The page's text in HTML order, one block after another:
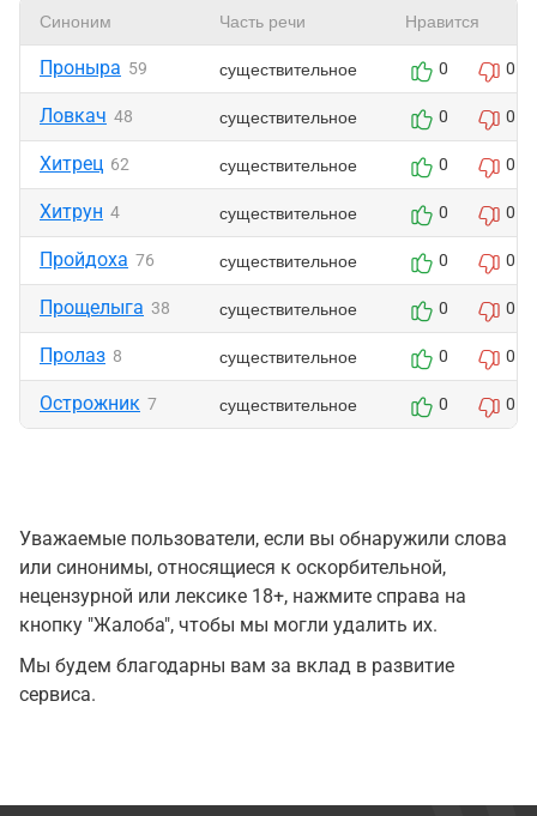
Синоним Часть речи Нравится
Проныра 59 существительное 0 0
Ловкач 48 существительное 0 0
Хитрец 62 существительное 0 0
Хитрун 4 существительное 0 0
Пройдоха 76 существительное 0 0
Прощелыга 38 существительное 0 0
Пролаз 8 существительное 0 0
Острожник 7 существительное 0 0
Уважаемые пользователи, если вы обнаружили слова
или синонимы, относящиеся к оскорбительной,
нецензурной или лексике 18+, нажмите справа на
кнопку "Жалоба", чтобы мы могли удалить их.
Мы будем благодарны вам за вклад в развитие
сервиса.